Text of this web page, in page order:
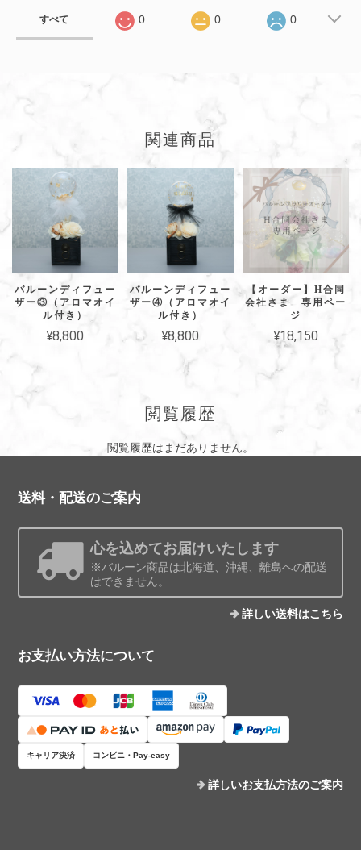
すべて 0 0 0
関連商品
バルーンディフュー
ザー③（アロマオイ
ル付き）
¥8,800
バルーンディフュー
ザー④（アロマオイ
ル付き）
¥8,800
【オーダー】H合同
会社さま 専用ペー
ジ
¥18,150
閲覧履歴
閲覧履歴はまだありません。
送料・配送のご案内
心を込めてお届けいたします
※バルーン商品は北海道、沖縄、離島への配送
はできません。
詳しい送料はこちら
お支払い方法について
キャリア決済 コンビニ・Pay-easy
詳しいお支払方法のご案内